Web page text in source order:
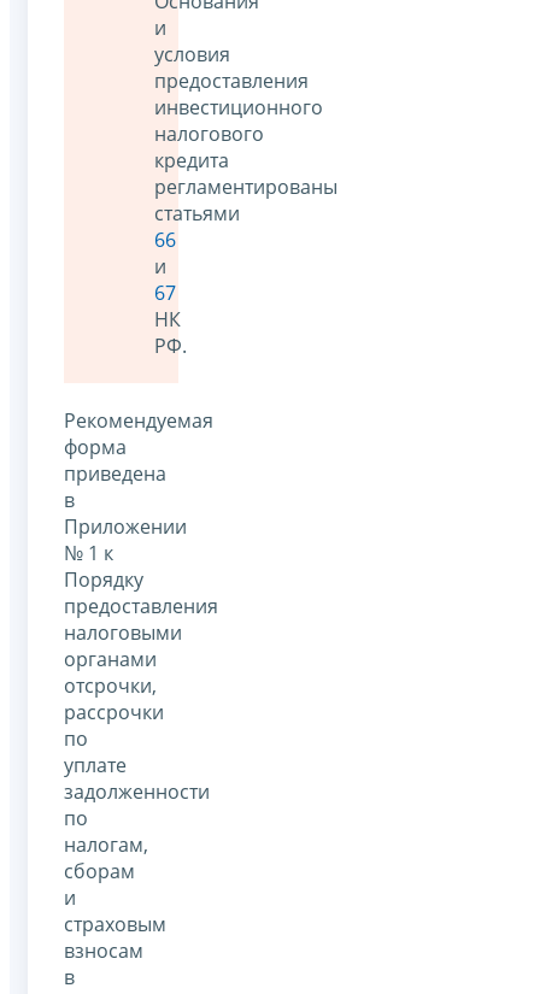
и
условия
предоставления
инвестиционного
налогового
кредита
регламентированы
статьями
66
и
67
НК
РФ.
Рекомендуемая
форма
приведена
в
Приложении
№ 1 к
Порядку
предоставления
налоговыми
органами
отсрочки,
рассрочки
по
уплате
задолженности
по
налогам,
сборам
и
страховым
взносам
в